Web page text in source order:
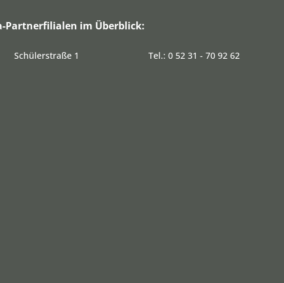
Partnerfilialen im Überblick:
Schülerstraße 1 Tel.: 0 52 31 - 70 92 62